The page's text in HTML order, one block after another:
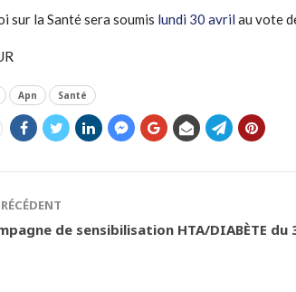
sur la Santé sera soumis lundi 30 avril au vote
Apn Santé
de sensibilisation HTA/DIABÈTE